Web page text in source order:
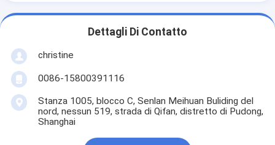
Dettagli Di Contatto
christine
0086-15800391116
Stanza 1005, blocco C, Senlan Meihuan Buliding del
nord, nessun 519, strada di Qifan, distretto di Pudong,
Shanghai